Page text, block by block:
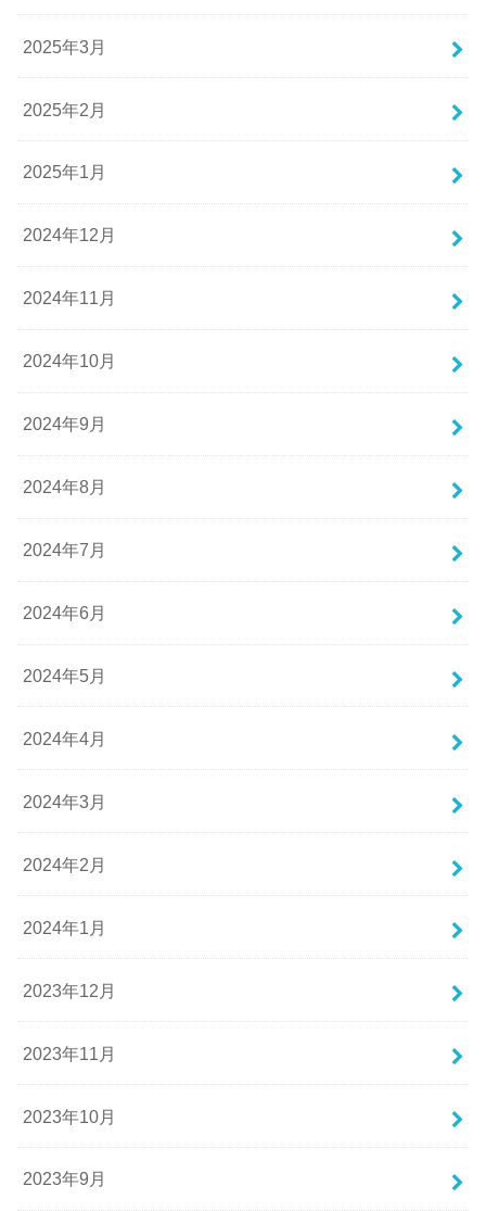
2025年3月
2025年2月
2025年1月
2024年12月
2024年11月
2024年10月
2024年9月
2024年8月
2024年7月
2024年6月
2024年5月
2024年4月
2024年3月
2024年2月
2024年1月
2023年12月
2023年11月
2023年10月
2023年9月